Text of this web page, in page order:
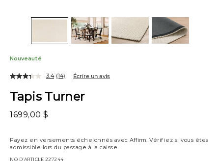
Nouveauté
Tapis Turner
1699,00 $
Payez en versements échelonnés avec Affirm. Vérifiez si vous êtes
admissible lors du passage à la caisse.
NO D’ARTICLE 227244
3.4 (14) Écrire un avis